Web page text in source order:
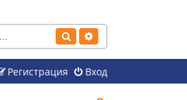
Поиск
Вход
Регистрация